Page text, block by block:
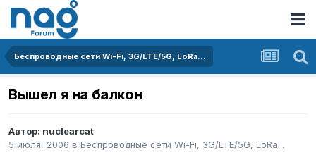
Беспроводные сети Wi-Fi, 3G/LTE/5G, LoRa...
Вышел я на балкон
Автор: nuclearcat
5 июля, 2006 в Беспроводные сети Wi-Fi, 3G/LTE/5G, LoRa...